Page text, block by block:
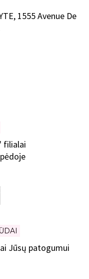
1555 Avenue De
filialai
Jūsų patogumui